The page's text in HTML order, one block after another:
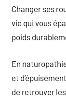
Changer ses
vie qui vous
poids
En
et
de retrouver